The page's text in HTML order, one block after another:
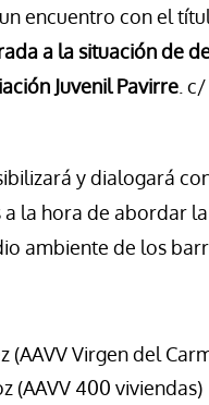
un encuentro con el
a la situación de
Juvenil Pavirre .
y dialogará
la hora de abordar
ambiente de los
(AAVV Virgen del
(AAVV 400 viviendas)
positiva de
crecimiento del empleo